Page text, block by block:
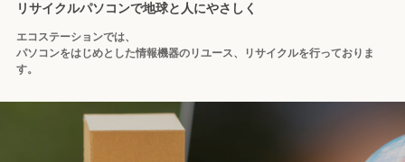
リサイクルパソコンで地球と人にやさしく
エコステーションでは、
パソコンをはじめとした情報機器のリユース、リサイクルを行っておりま
す。